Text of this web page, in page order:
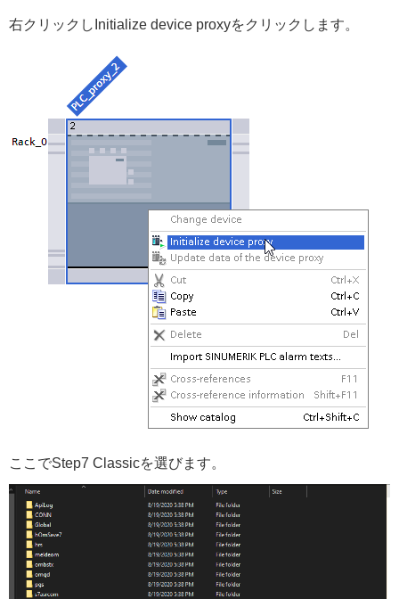
右クリックしInitialize device proxyをクリックします。
ここでStep7 Classicを選びます。